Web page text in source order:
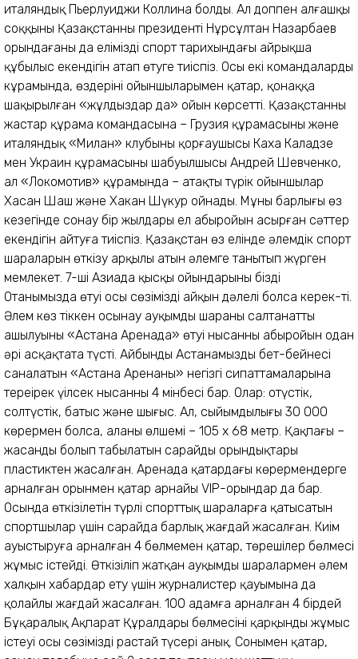
италяндық Пьерлуид­жи Коллина болды. Ал доппен алғашқы
соққыны Қазақстан­ның президенті Нұрсұлтан Назарбаев
орындағаны да еліміздің спорт тарихындағы айрықша
құбылыс екендігін атап өтуге тиіспіз. Осы екі командалардың
кұра­мында, өздерінің ойыншыларымен қатар, қонаққа
шақырыл­ған «жұлдыздар да» ойын көрсетті. Қазақстанның
жастар құрама командасына – Грузия құрамасының және
италяндық «Милан» клубының қорғаушысы Каха Каладзе
мен Украин құрамасының шабуылшысы Андрей Шевченко,
ал «Локомотив» құрамында – атақты түрік ойыншылар
Хасан Шаш және Хакан Шүкур ойнады. Мұның барлығы өз
кезегінде сонау бір жылдары ел абыройын асырған сәттер
екендігін айтуға тиіспіз. Қазақстан өз елінде әлемдік спорт
шараларын өткізу арқылы атын әлемге танытып жүрген
мемлекет. 7-ші Азиада қысқы ойындарының біздің
Отанымызда өтуі осы сөзіміздің айқын дәлелі болса керек-ті.
Әлем көз тіккен осынау ауқымды шараның салтанатты
ашылуының «Астана Аренада» өтуі нысанның абыройын одан
әрі асқақтата түсті. Айбынды Астанамыздың бет-бейнесі
саналатын «Астана Арена­ның» негізгі сипаттамала­рына
тереңірек үңілсек нысанның 4 мінбесі бар. Олар: оңтүстік,
солтүстік, батыс және шығыс. Ал, сыйым­дылығы 30 000
көрермен болса, алаңның өлшемі – 105 х 68 метр. Қақпағы –
жасанды болып табылатын сарайдың орындықтары
пластиктен жасалған. Аренада қатардағы көрермендерге
арналған орынмен қатар арнайы VIP-орындар да бар.
Осында өткізілетін түрлі спорттық шараларға қатысатын
спортшылар үшін сарайда барлық жағдай жасалған. Киім
ауыстыруға арналған 4 бөлмемен қатар, төрешілер бөлмесі
жұмыс істейді. Өткізіліп жатқан ауқымды шаралармен әлем
халқын хабардар ету үшін журналистер қауымына да
қолайлы жағдай жасалған. 100 адамға арналған 4 бірдей
Бұқаралық Ақпарат Құралдары бөлмесінің қарқынды жұмыс
істеуі осы сөзімізді растай түсері анық. Сонымен қатар,